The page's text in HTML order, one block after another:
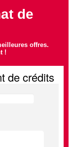
de
offres.
!